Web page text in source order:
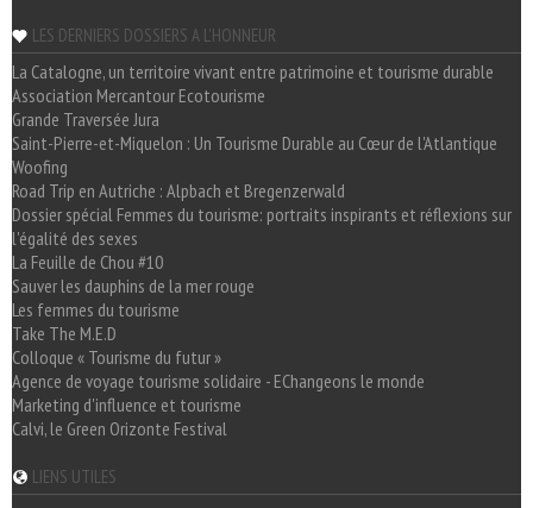
LES DERNIERS DOSSIERS A L'HONNEUR
La Catalogne, un territoire vivant entre patrimoine et tourisme durable
Association Mercantour Ecotourisme
Grande Traversée Jura
Saint-Pierre-et-Miquelon : Un Tourisme Durable au Cœur de l'Atlantique
Woofing
Road Trip en Autriche : Alpbach et Bregenzerwald
Dossier spécial Femmes du tourisme: portraits inspirants et réflexions sur
l'égalité des sexes
La Feuille de Chou #10
Sauver les dauphins de la mer rouge
Les femmes du tourisme
Take The M.E.D
Colloque « Tourisme du futur »
Agence de voyage tourisme solidaire - EChangeons le monde
Marketing d'influence et tourisme
Calvi, le Green Orizonte Festival
LIENS UTILES